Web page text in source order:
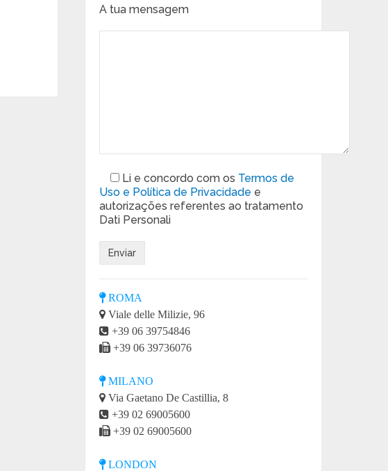
A tua mensagem
Li e concordo com os Termos de
Uso e Política de Privacidade e
autorizações referentes ao tratamento
Dati Personali
ROMA
Viale delle Milizie, 96
+39 06 39754846
+39 06 39736076
MILANO
Via Gaetano De Castillia, 8
+39 02 69005600
+39 02 69005600
LONDON